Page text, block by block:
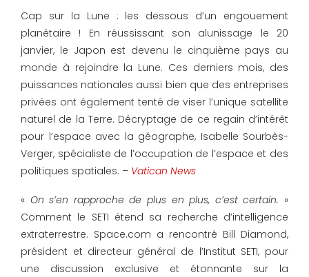
Cap sur la Lune : les dessous d’un engouement
planétaire ! En réussissant son alunissage le 20
janvier, le Japon est devenu le cinquième pays au
monde à rejoindre la Lune. Ces derniers mois, des
puissances nationales aussi bien que des entreprises
privées ont également tenté de viser l’unique satellite
naturel de la Terre. Décryptage de ce regain d’intérêt
pour l’espace avec la géographe, Isabelle Sourbès-
Verger, spécialiste de l’occupation de l’espace et des
politiques spatiales. – Vatican News
« On s’en rapproche de plus en plus, c’est certain. »
Comment le SETI étend sa recherche d’intelligence
extraterrestre. Space.com a rencontré Bill Diamond,
président et directeur général de l’Institut SETI, pour
une discussion exclusive et étonnante sur la